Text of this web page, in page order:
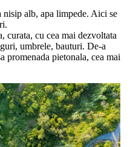
alb, apa limpede. Aici se
curata, cu cea mai dezvoltata
umbrele, bauturi. De-a
promenada pietonala, cea mai